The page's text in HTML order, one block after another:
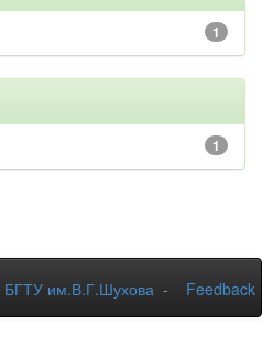
1
1
БГТУ им.В.Г.Шухова - Feedback